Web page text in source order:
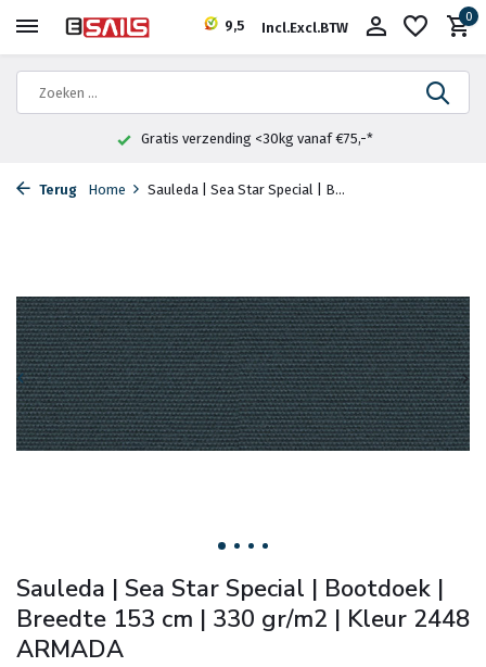
9,5 Incl.Excl.BTW
0
Gratis verzending <30kg vanaf €75,-*
Terug Home Sauleda | Sea Star Special | B...
Sauleda | Sea Star Special | Bootdoek |
Breedte 153 cm | 330 gr/m2 | Kleur 2448
ARMADA